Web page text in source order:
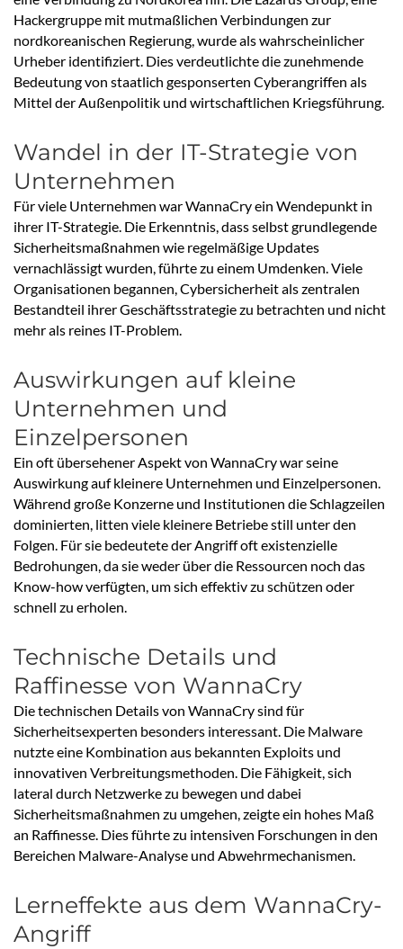
Hackergruppe mit mutmaßlichen Verbindungen zur
nordkoreanischen Regierung, wurde als wahrscheinlicher
Urheber identifiziert. Dies verdeutlichte die zunehmende
Bedeutung von staatlich gesponserten Cyberangriffen als
Mittel der Außenpolitik und wirtschaftlichen Kriegsführung.
Wandel in der IT-Strategie von
Unternehmen
Für viele Unternehmen war WannaCry ein Wendepunkt in
ihrer IT-Strategie. Die Erkenntnis, dass selbst grundlegende
Sicherheitsmaßnahmen wie regelmäßige Updates
vernachlässigt wurden, führte zu einem Umdenken. Viele
Organisationen begannen, Cybersicherheit als zentralen
Bestandteil ihrer Geschäftsstrategie zu betrachten und nicht
mehr als reines IT-Problem.
Auswirkungen auf kleine
Unternehmen und
Einzelpersonen
Ein oft übersehener Aspekt von WannaCry war seine
Auswirkung auf kleinere Unternehmen und Einzelpersonen.
Während große Konzerne und Institutionen die Schlagzeilen
dominierten, litten viele kleinere Betriebe still unter den
Folgen. Für sie bedeutete der Angriff oft existenzielle
Bedrohungen, da sie weder über die Ressourcen noch das
Know-how verfügten, um sich effektiv zu schützen oder
schnell zu erholen.
Technische Details und
Raffinesse von WannaCry
Die technischen Details von WannaCry sind für
Sicherheitsexperten besonders interessant. Die Malware
nutzte eine Kombination aus bekannten Exploits und
innovativen Verbreitungsmethoden. Die Fähigkeit, sich
lateral durch Netzwerke zu bewegen und dabei
Sicherheitsmaßnahmen zu umgehen, zeigte ein hohes Maß
an Raffinesse. Dies führte zu intensiven Forschungen in den
Bereichen Malware-Analyse und Abwehrmechanismen.
Lerneffekte aus dem WannaCry-
Angriff